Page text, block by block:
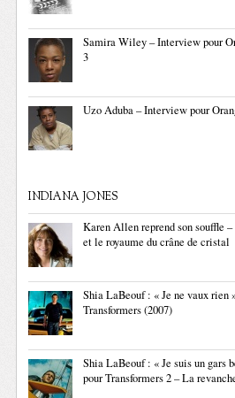
Samira Wiley – Interview pour
3
Uzo Aduba – Interview pour
INDIANA JONES
Karen Allen reprend son souffle
et le royaume du crâne de cristal
Shia LaBeouf : « Je ne vaux rien
Transformers (2007)
Shia LaBeouf : « Je suis un gars
pour Transformers 2 – La